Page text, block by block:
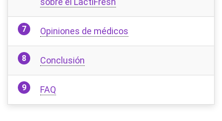
Opiniones de médicos
Conclusión
FAQ